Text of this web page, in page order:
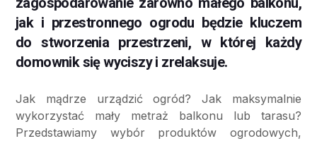
jak i przestronnego ogrodu będzie kluczem
do stworzenia przestrzeni, w której każdy
domownik się wyciszy i zrelaksuje.
Jak mądrze urządzić ogród? Jak maksymalnie
wykorzystać mały metraż balkonu lub tarasu?
Przedstawiamy wybór produktów ogrodowych,